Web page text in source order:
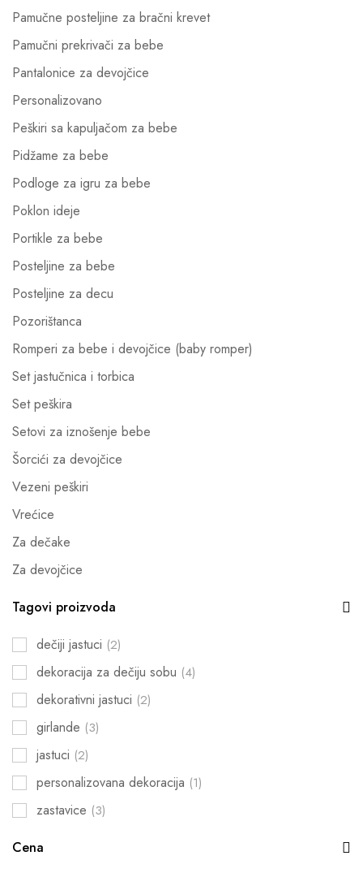
Pamučne posteljine za bračni krevet
Pamučni prekrivači za bebe
Pantalonice za devojčice
Personalizovano
Peškiri sa kapuljačom za bebe
Pidžame za bebe
Podloge za igru za bebe
Poklon ideje
Portikle za bebe
Posteljine za bebe
Posteljine za decu
Pozorištanca
Romperi za bebe i devojčice (baby romper)
Set jastučnica i torbica
Set peškira
Setovi za iznošenje bebe
Šorcići za devojčice
Vezeni peškiri
Vrećice
Za dečake
Za devojčice
Tagovi proizvoda
dečiji jastuci (2)
dekoracija za dečiju sobu (4)
dekorativni jastuci (2)
girlande (3)
jastuci (2)
personalizovana dekoracija (1)
zastavice (3)
Cena